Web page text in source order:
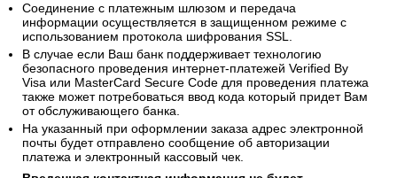
Соединение с платежным шлюзом и передача
информации осуществляется в защищенном режиме с
использованием протокола шифрования SSL.
В случае если Ваш банк поддерживает технологию
безопасного проведения интернет-платежей Verified By
Visa или MasterCard Secure Code для проведения платежа
также может потребоваться ввод кода который придет Вам
от обслуживающего банка.
На указанный при оформлении заказа адрес электронной
почты будет отправлено сообщение об авторизации
платежа и электронный кассовый чек.